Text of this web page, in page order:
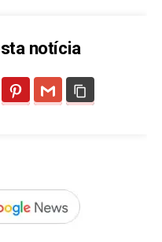
notícia